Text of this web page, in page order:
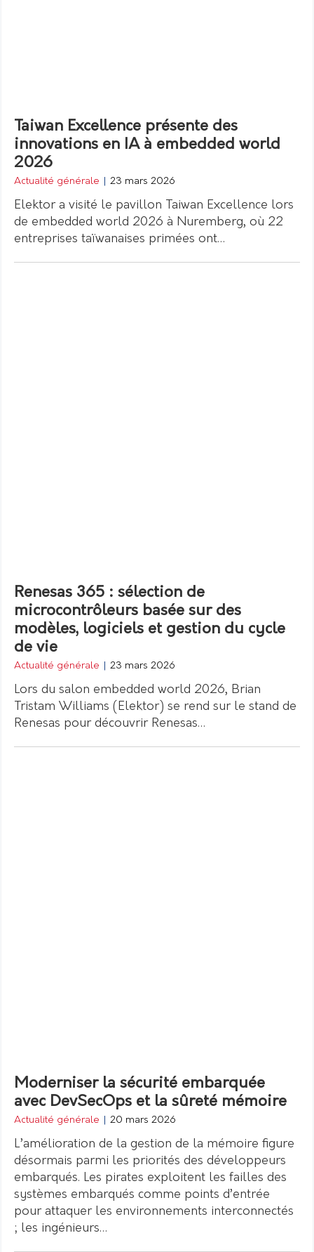
Taiwan Excellence présente des
innovations en IA à embedded world
2026
Actualité générale 23 mars 2026
Elektor a visité le pavillon Taiwan Excellence lors
de embedded world 2026 à Nuremberg, où 22
entreprises taïwanaises primées ont…
Renesas 365 : sélection de
microcontrôleurs basée sur des
modèles, logiciels et gestion du cycle
de vie
Actualité générale 23 mars 2026
Lors du salon embedded world 2026, Brian
Tristam Williams (Elektor) se rend sur le stand de
Renesas pour découvrir Renesas…
Moderniser la sécurité embarquée
avec DevSecOps et la sûreté mémoire
Actualité générale 20 mars 2026
L’amélioration de la gestion de la mémoire figure
désormais parmi les priorités des développeurs
embarqués. Les pirates exploitent les failles des
systèmes embarqués comme points d’entrée
pour attaquer les environnements interconnectés
; les ingénieurs…